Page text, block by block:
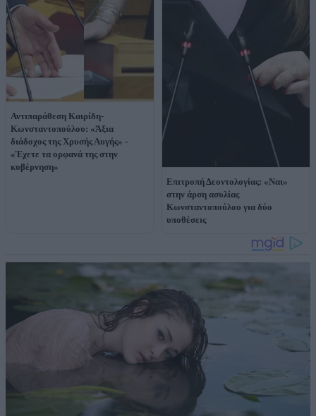
Αντιπαράθεση Καιρίδη-
Κωνσταντοπούλου: «Άξια
διάδοχος της Χρυσής Αυγής» -
«Έχετε τα ορφανά της στην
κυβέρνηση»
Επιτροπή Δεοντολογίας: «Ναι»
στην άρση ασυλίας
Κωνσταντοπούλου για δύο
υποθέσεις